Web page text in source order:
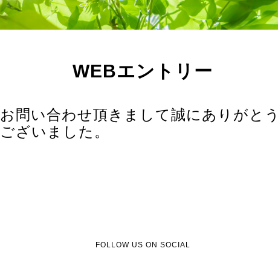
WEBエントリー
お問い合わせ頂きまして誠にありがと
ございました。
FOLLOW US ON SOCIAL